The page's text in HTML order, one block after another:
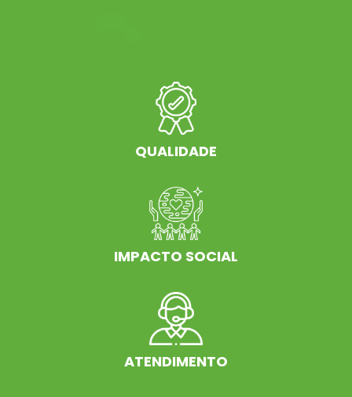
QUALIDADE
IMPACTO SOCIAL
ATENDIMENTO